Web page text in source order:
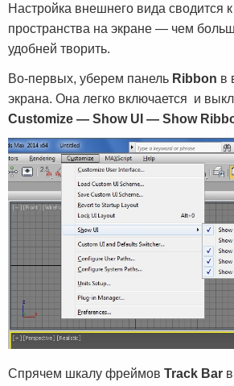
Настройка внешнего вида сводится
пространства на экране — чем
удобней творить.
Во-первых, уберем панель Ribbon в
экрана. Она легко включается и
Customize — Show UI — Show
Cпрячем шкалу фреймов Track Bar